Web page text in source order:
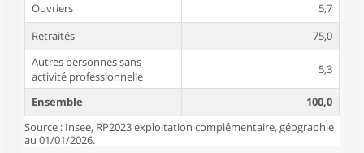
Ouvriers
5,7
Retraités
75,0
Autres personnes sans
activité professionnelle
5,3
Ensemble
100,0
Source : Insee, RP2023 exploitation complémentaire, géographie
au 01/01/2026.